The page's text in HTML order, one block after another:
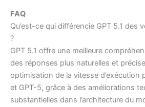
FAQ
Qu’est-ce qui différencie GPT 5.1 des
?
GPT 5.1 offre une meilleure
des réponses plus naturelles et
optimisation de la vitesse d’exécution
et GPT-5, grâce à des améliorations
substantielles dans l’architecture du